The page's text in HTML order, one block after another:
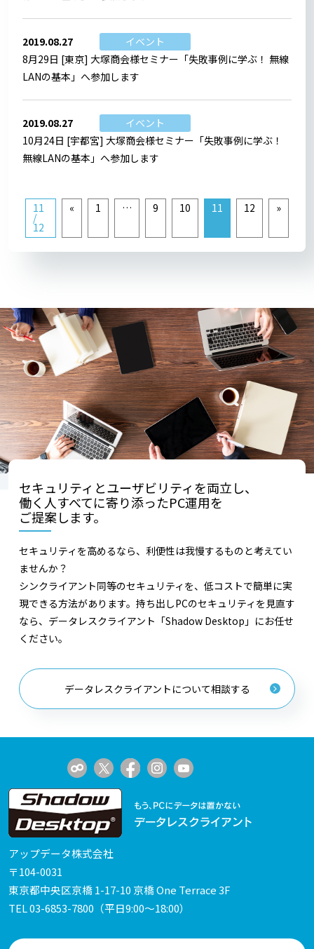
2019.08.27
イベント
8月29日 [東京] 大塚商会様セミナー「失敗事例に学ぶ！ 無線
LANの基本」へ参加します
2019.08.27
イベント
10月24日 [宇都宮] 大塚商会様セミナー「失敗事例に学ぶ！
無線LANの基本」へ参加します
11
/
12
« 1 … 9 10 11 12 »
セキュリティとユーザビリティを両立し、
働く人すべてに寄り添ったPC運用を
ご提案します。
セキュリティを高めるなら、利便性は我慢するものと考えてい
ませんか？
シンクライアント同等のセキュリティを、低コストで簡単に実
現できる方法があります。持ち出しPCのセキュリティを見直す
なら、データレスクライアント「Shadow Desktop」にお任せ
ください。
データレスクライアントについて相談する
アップデータ株式会社
〒104-0031
東京都中央区京橋 1-17-10 京橋 One Terrace 3F
TEL03-6853-7800 （平日9:00～18:00）